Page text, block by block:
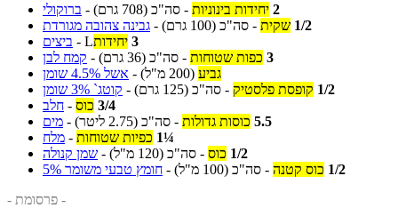
ברוקולי - 2 יחידות בינוניות - סה"כ (708 גרם)
גבינה צהובה מגורדת - 1/2 שקית - סה"כ (100 גרם)
ביצים - 3 יחידותL
קמח לבן - 3 כפות שטוחות - סה"כ (36 גרם)
אשל 4.5% שומן - גביע (200 מ"ל)
קוטג` 3% שומן - 1/2 קופסת פלסטיק - סה"כ (125 גרם)
חלב - 3/4 כוס
מים - 5.5 כוסות גדולות - סה"כ (2.75 ליטר)
מלח - 1¼ כפיות שטוחות
שמן קנולה - 1/2 כוס - סה"כ (120 מ"ל)
חומץ טבעי משומר 5% - 1/2 כוס קטנה - סה"כ (100 מ"ל)
- פרסומת -